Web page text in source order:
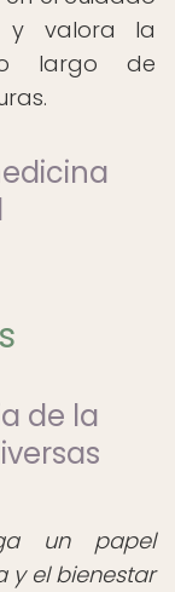
y valora la
largo de
de la
un papel
y el bienestar